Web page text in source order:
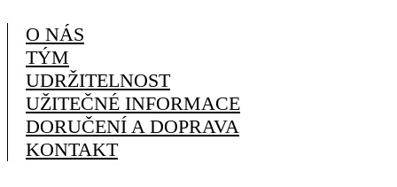
O NÁS
TÝM
UDRŽITELNOST
UŽITEČNÉ INFORMACE
DORUČENÍ A DOPRAVA
KONTAKT